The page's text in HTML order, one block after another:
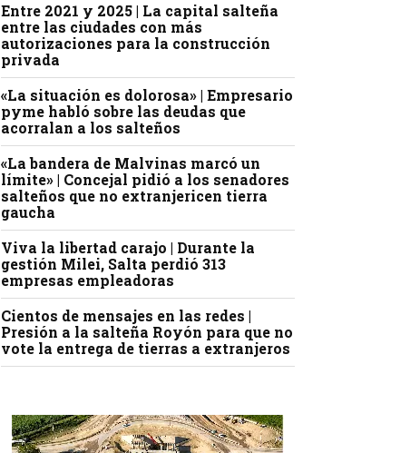
Entre 2021 y 2025 | La capital salteña
entre las ciudades con más
autorizaciones para la construcción
privada
«La situación es dolorosa» | Empresario
pyme habló sobre las deudas que
acorralan a los salteños
«La bandera de Malvinas marcó un
límite» | Concejal pidió a los senadores
salteños que no extranjericen tierra
gaucha
Viva la libertad carajo | Durante la
gestión Milei, Salta perdió 313
empresas empleadoras
Cientos de mensajes en las redes |
Presión a la salteña Royón para que no
vote la entrega de tierras a extranjeros